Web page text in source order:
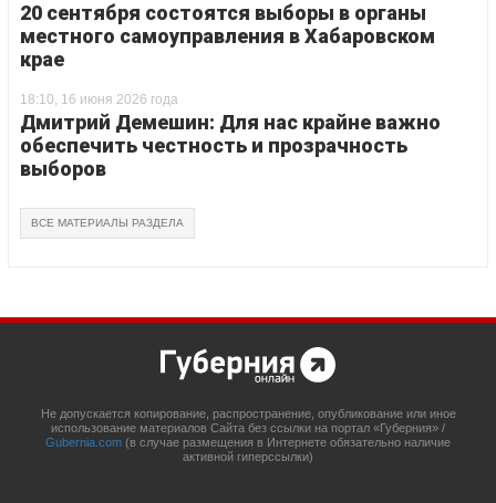
20 сентября состоятся выборы в органы
местного самоуправления в Хабаровском
крае
18:10, 16 июня 2026 года
Дмитрий Демешин: Для нас крайне важно
обеспечить честность и прозрачность
выборов
ВСЕ МАТЕРИАЛЫ РАЗДЕЛА
Не допускается копирование, распространение, опубликование или иное
использование материалов Сайта без ссылки на портал «Губерния» /
Gubernia.com (в случае размещения в Интернете обязательно наличие
активной гиперссылки)